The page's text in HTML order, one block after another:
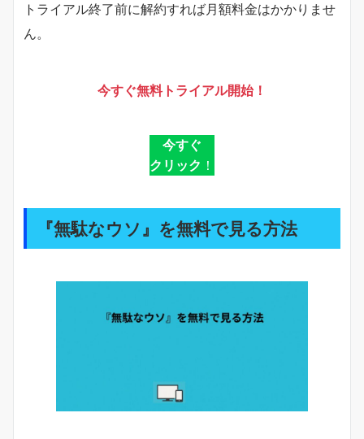
トライアル終了前に解約すれば月額料金はかかりませ
ん。
今すぐ無料トライアル開始！
今すぐ
クリック ！
『無駄なウソ』を無料で見る方法